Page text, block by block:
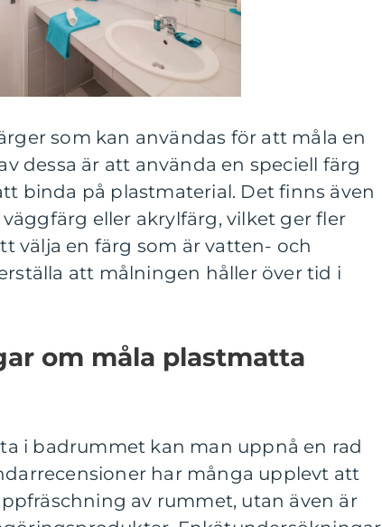
som kan användas för att måla en
dessa är att använda en speciell färg
binda på plastmaterial. Det finns även
eller akrylfärg, vilket ger fler
välja en färg som är vatten- och
att målningen håller över tid i
om måla plastmatta
i badrummet kan man uppnå en rad
har många upplevt att
av rummet, utan även är